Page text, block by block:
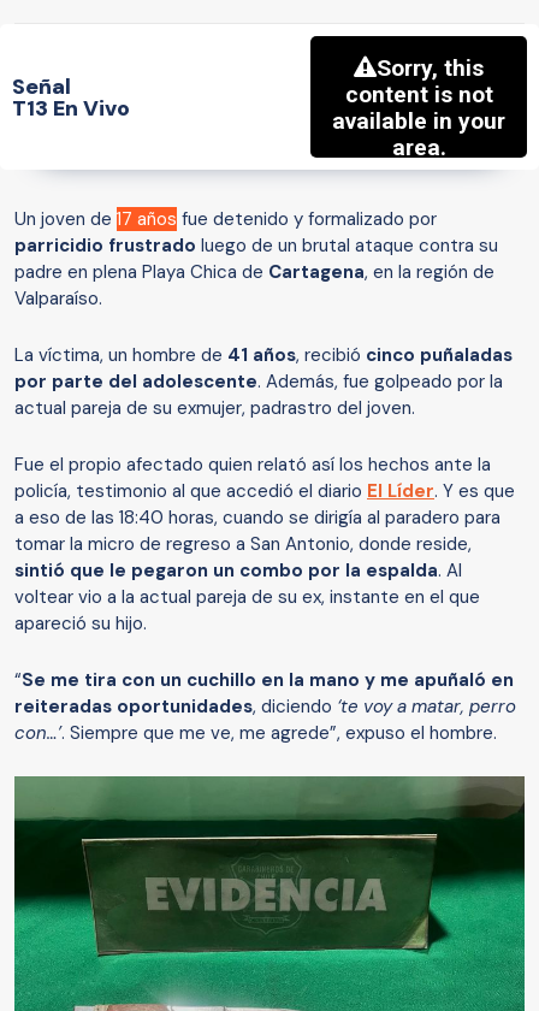
Señal
T13 En Vivo
Un joven de 17 años fue detenido y formalizado por
parricidio frustrado luego de un brutal ataque contra su
padre en plena Playa Chica de Cartagena, en la región de
Valparaíso.
La víctima, un hombre de 41 años, recibió cinco puñaladas
por parte del adolescente. Además, fue golpeado por la
actual pareja de su exmujer, padrastro del joven.
Fue el propio afectado quien relató así los hechos ante la
policía, testimonio al que accedió el diario El Líder. Y es que
a eso de las 18:40 horas, cuando se dirigía al paradero para
tomar la micro de regreso a San Antonio, donde reside,
sintió que le pegaron un combo por la espalda. Al
voltear vio a la actual pareja de su ex, instante en el que
apareció su hijo.
“Se me tira con un cuchillo en la mano y me apuñaló en
reiteradas oportunidades, diciendo ‘te voy a matar, perro
con…’. Siempre que me ve, me agrede”, expuso el hombre.